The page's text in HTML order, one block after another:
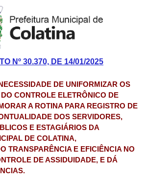
Nº 30.370, DE 14/01/2025
DE UNIFORMIZAR OS
CONTROLE ELETRÔNICO DE
A ROTINA PARA REGISTRO DE
DOS SERVIDORES,
E ESTAGIÁRIOS DA
DE COLATINA,
TRANSPARÊNCIA E EFICIÊNCIA NO
DE ASSIDUIDADE, E DÁ